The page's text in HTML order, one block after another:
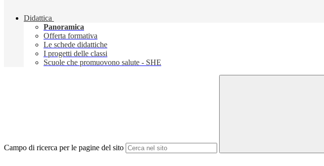
Didattica
Panoramica
Offerta formativa
Le schede didattiche
I progetti delle classi
Scuole che promuovono salute - SHE
Campo di ricerca per le pagine del sito